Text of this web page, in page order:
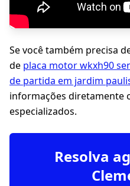
Se você também precisa
de placa motor wkxh90
de partida em jardim
informações diretamente
especializados.
Resolva